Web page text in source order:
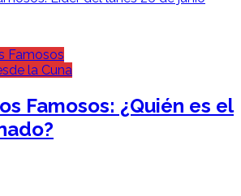
Famosos
la Cuna
Famosos: ¿Quién es el